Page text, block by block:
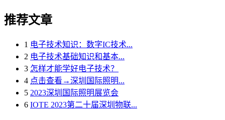
推荐文章
1 电子技术知识：数字IC技术...
2 电子技术基础知识和基本...
3 怎样才能学好电子技术？
4 点击查看→深圳国际照明...
5 2023深圳国际照明展览会
6 IOTE 2023第二十届深圳物联...